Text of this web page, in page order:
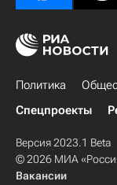
Политика
Спецпроекты
Версия 2023.1 Beta
© 2026 МИА
Вакансии